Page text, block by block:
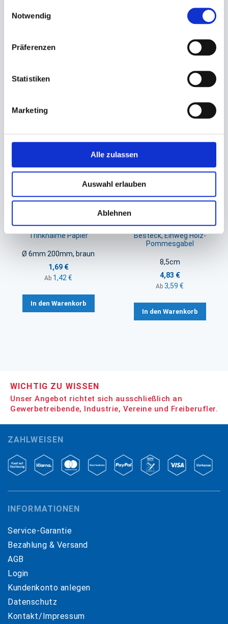
Notwendig
Präferenzen
Statistiken
Marketing
Alle zulassen
Auswahl erlauben
Ablehnen
Ab
In den Warenkorb
Ø 8mm 250mm, gelb-weiß
In den Warenkorb
Trinkhalme Papier
Ø 6mm 200mm, braun
1,69 €
Ab 1,42 €
In den Warenkorb
Besteck, Einweg Holz-
Pommesgabel
8,5cm
4,83 €
Ab 3,59 €
In den Warenkorb
WICHTIG ZU WISSEN
Unser Angebot richtet sich ausschließlich an
Gewerbetreibende, Industrie, Vereine und Freiberufler.
ZAHLWEISEN
INFORMATIONEN
Service-Garantie
Bezahlung & Versand
AGB
Login
Kundenkonto anlegen
Datenschutz
Kontakt/Impressum